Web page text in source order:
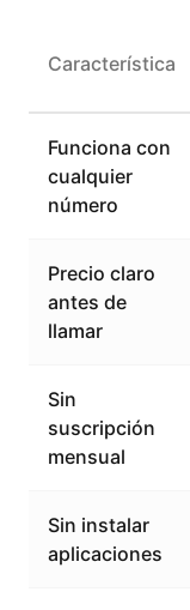
Característica
Funciona con
cualquier
número
Precio claro
antes de
llamar
Sin
suscripción
mensual
Sin instalar
aplicaciones